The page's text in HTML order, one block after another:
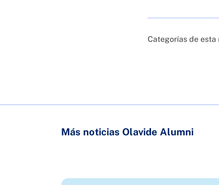
Categorías de esta
Más noticias Olavide Alumni